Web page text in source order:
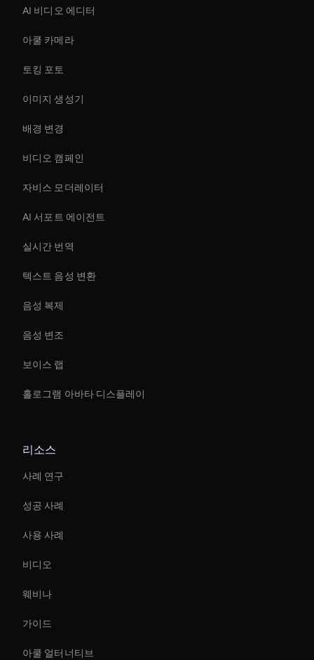
AI 비디오 에디터
아쿨 카메라
토킹 포토
이미지 생성기
배경 변경
비디오 캠페인
자비스 모더레이터
AI 서포트 에이전트
실시간 번역
텍스트 음성 변환
음성 복제
음성 변조
보이스 랩
홀로그램 아바타 디스플레이
리소스
사례 연구
성공 사례
사용 사례
비디오
웨비나
가이드
아쿨 얼터너티브